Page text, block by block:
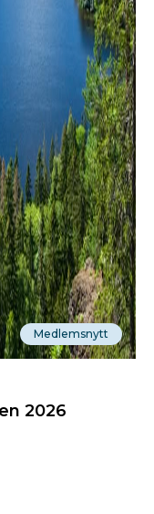
Medlemsnytt
2026